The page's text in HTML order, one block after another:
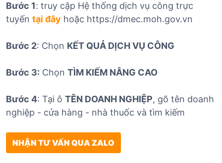
Bước 1: truy cập Hệ thống dịch vụ công trực
tuyến tại đây hoặc https://dmec.moh.gov.vn
Bước 2: Chọn KẾT QUẢ DỊCH VỤ CÔNG
Bước 3: Chọn TÌM KIẾM NÂNG CAO
Bước 4: Tại ô TÊN DOANH NGHIỆP, gõ tên doanh
nghiệp - cửa hàng - nhà thuốc và tìm kiếm
NHẬN TƯ VẤN QUA ZALO